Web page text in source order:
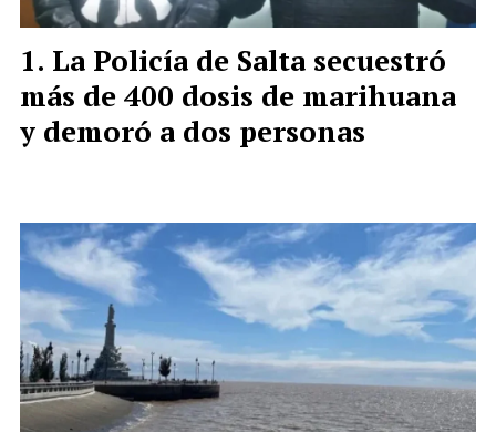
La Policía de Salta secuestró
más de 400 dosis de marihuana
y demoró a dos personas